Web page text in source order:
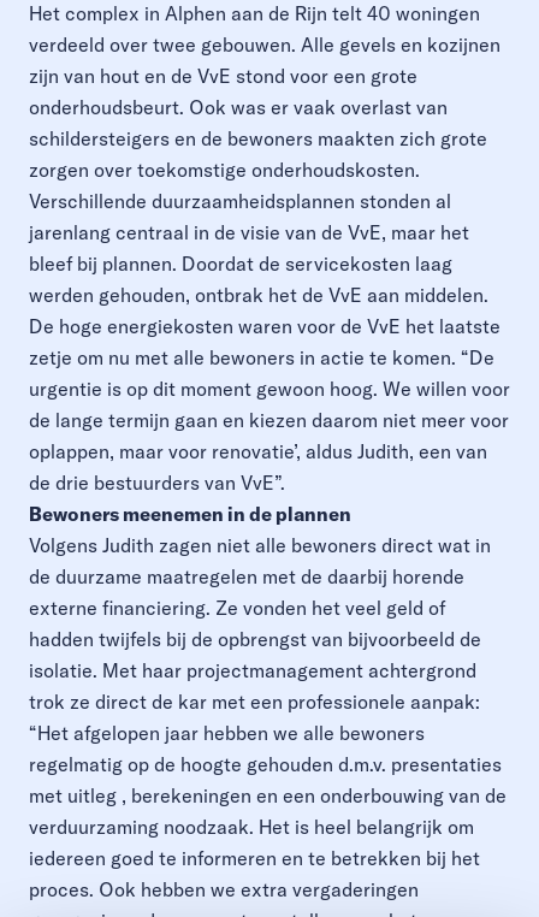
Het complex in Alphen aan de Rijn telt 40 woningen
verdeeld over twee gebouwen. Alle gevels en kozijnen
zijn van hout en de VvE stond voor een grote
onderhoudsbeurt. Ook was er vaak overlast van
schildersteigers en de bewoners maakten zich grote
zorgen over toekomstige onderhoudskosten.
Verschillende duurzaamheidsplannen stonden al
jarenlang centraal in de visie van de VvE, maar het
bleef bij plannen. Doordat de servicekosten laag
werden gehouden, ontbrak het de VvE aan middelen.
De hoge energiekosten waren voor de VvE het laatste
zetje om nu met alle bewoners in actie te komen. “De
urgentie is op dit moment gewoon hoog. We willen voor
de lange termijn gaan en kiezen daarom niet meer voor
oplappen, maar voor renovatie’, aldus Judith, een van
de drie bestuurders van VvE”.
Bewoners meenemen in de plannen
Volgens Judith zagen niet alle bewoners direct wat in
de duurzame maatregelen met de daarbij horende
externe financiering. Ze vonden het veel geld of
hadden twijfels bij de opbrengst van bijvoorbeeld de
isolatie. Met haar projectmanagement achtergrond
trok ze direct de kar met een professionele aanpak:
“Het afgelopen jaar hebben we alle bewoners
regelmatig op de hoogte gehouden d.m.v. presentaties
met uitleg , berekeningen en een onderbouwing van de
verduurzaming noodzaak. Het is heel belangrijk om
iedereen goed te informeren en te betrekken bij het
proces. Ook hebben we extra vergaderingen